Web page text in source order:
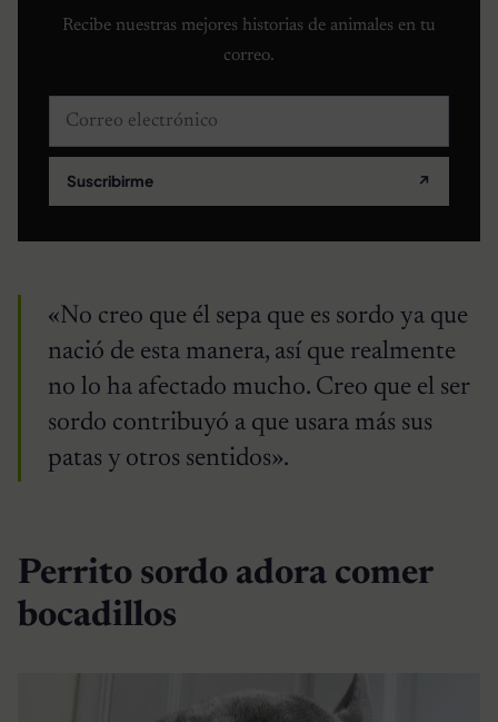
Recibe nuestras mejores historias de animales en tu
correo.
Correo electrónico
Suscribirme ↗
«No creo que él sepa que es sordo ya que
nació de esta manera, así que realmente
no lo ha afectado mucho. Creo que el ser
sordo contribuyó a que usara más sus
patas y otros sentidos».
Perrito sordo adora comer
bocadillos